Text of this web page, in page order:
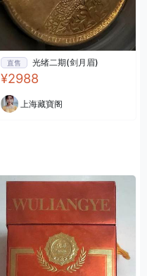
直售 光绪二期(剑月眉)
¥2988
上海藏寶阁